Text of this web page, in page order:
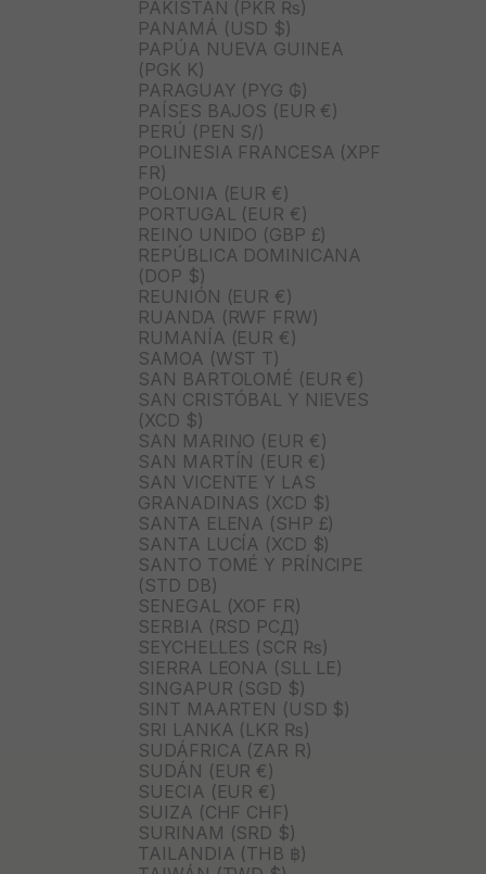
PAKISTÁN (PKR ₨)
PANAMÁ (USD $)
PAPÚA NUEVA GUINEA
(PGK K)
PARAGUAY (PYG ₲)
PAÍSES BAJOS (EUR €)
PERÚ (PEN S/)
POLINESIA FRANCESA (XPF
FR)
POLONIA (EUR €)
PORTUGAL (EUR €)
REINO UNIDO (GBP £)
REPÚBLICA DOMINICANA
(DOP $)
REUNIÓN (EUR €)
RUANDA (RWF FRW)
RUMANÍA (EUR €)
SAMOA (WST T)
SAN BARTOLOMÉ (EUR €)
SAN CRISTÓBAL Y NIEVES
(XCD $)
SAN MARINO (EUR €)
SAN MARTÍN (EUR €)
SAN VICENTE Y LAS
GRANADINAS (XCD $)
SANTA ELENA (SHP £)
SANTA LUCÍA (XCD $)
SANTO TOMÉ Y PRÍNCIPE
(STD DB)
SENEGAL (XOF FR)
SERBIA (RSD РСД)
SEYCHELLES (SCR ₨)
SIERRA LEONA (SLL LE)
SINGAPUR (SGD $)
SINT MAARTEN (USD $)
SRI LANKA (LKR ₨)
SUDÁFRICA (ZAR R)
SUDÁN (EUR €)
SUECIA (EUR €)
SUIZA (CHF CHF)
SURINAM (SRD $)
TAILANDIA (THB ฿)